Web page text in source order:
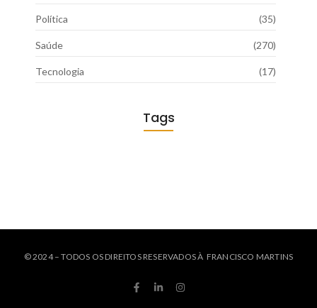
Política (35)
Saúde (270)
Tecnologia (17)
Tags
© 2024 – TODOS OS DIREITOS RESERVADOS À FRANCISCO MARTINS